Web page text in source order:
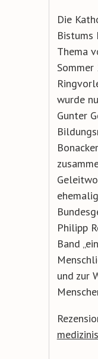
Die
Bistums
Thema
wurde
Gunter
Philipp
Band
und zur